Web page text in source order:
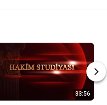
33:56